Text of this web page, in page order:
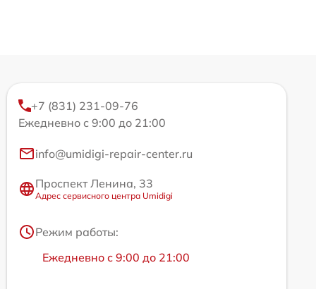
+7 (831) 231-09-76
Ежедневно с 9:00 до 21:00
info@umidigi-repair-center.ru
Проспект Ленина, 33
Адрес сервисного центра Umidigi
Режим работы:
Ежедневно с 9:00 до 21:00